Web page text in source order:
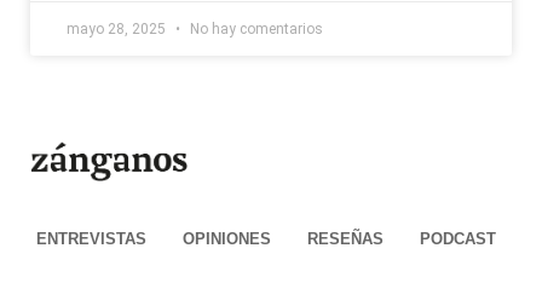
mayo 28, 2025 No hay comentarios
ENTREVISTAS OPINIONES RESEÑAS PODCAST